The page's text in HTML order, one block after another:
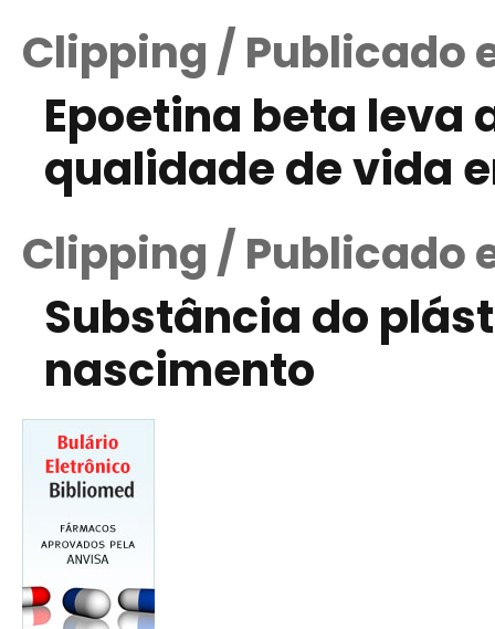
Clipping / Publicado
Epoetina beta leva
qualidade de vida
Clipping / Publicado
Substância do
nascimento